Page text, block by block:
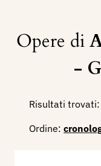
Opere di
-
Risultati trovati:
Ordine: